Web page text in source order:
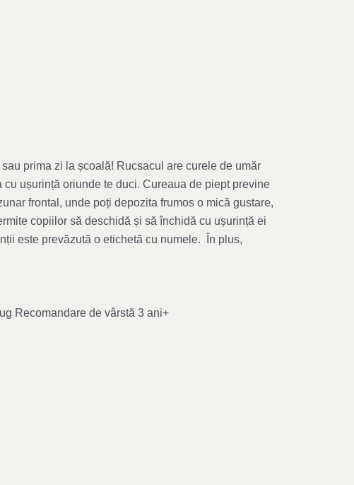
prima zi la școală! Rucsacul are curele de umăr
ușurință oriunde te duci. Cureaua de piept previne
frontal, unde poți depozita frumos o mică gustare,
copiilor să deschidă și să închidă cu ușurință ei
este prevăzută o etichetă cu numele. În plus,
Recomandare de vârstă 3 ani+